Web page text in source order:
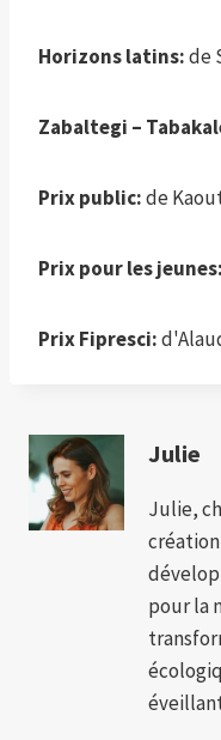
Horizons latins:de
Zabaltegi –
Prix ​​public:de
Prix ​​pour les jeunes:
Prix ​​Fipresci:
Julie
Julie,
pour la